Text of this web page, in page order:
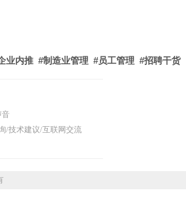
业内推 #制造业管理 #员工管理 #招聘干货
/技术建议/互联网交流